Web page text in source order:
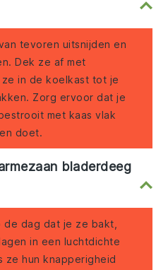
tevoren uitsnijden en
Dek ze af met
in de koelkast tot je
Zorg ervoor dat je
met kaas vlak
doet.
bladerdeeg
dag dat je ze bakt,
in een luchtdichte
ze hun knapperigheid